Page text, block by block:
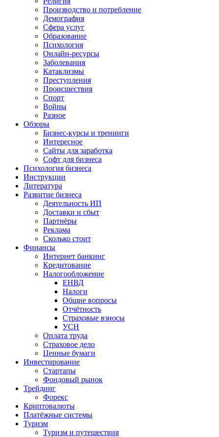
Производство и потребление
Демография
Сфера услуг
Образование
Психология
Онлайн-ресурсы
Заболевания
Катаклизмы
Преступления
Происшествия
Спорт
Войны
Разное
Обзоры
Бизнес-курсы и тренинги
Интересное
Сайты для заработка
Софт для бизнеса
Психология бизнеса
Инструкции
Литература
Развитие бизнеса
Деятельность ИП
Доставки и сбыт
Партнёры
Реклама
Сколько стоит
Финансы
Интернет банкинг
Кредитование
Налогообложение
ЕНВД
Налоги
Общие вопросы
Отчётность
Страховые взносы
УСН
Оплата труда
Страховое дело
Ценные бумаги
Инвестирование
Стартапы
Фондовый рынок
Трейдинг
Форекс
Криптовалюты
Платёжные системы
Туризм
Туризм и путешествия